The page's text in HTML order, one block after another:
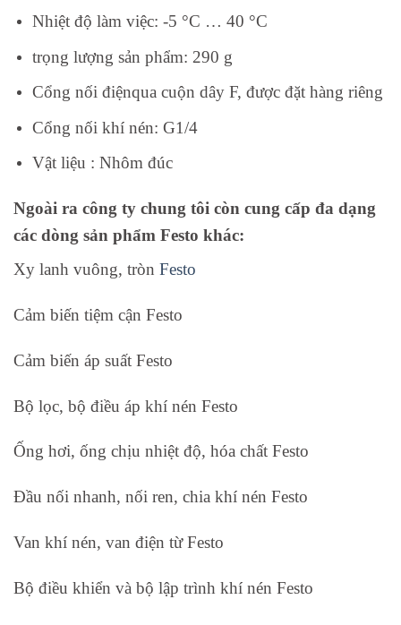
Nhiệt độ làm việc: -5 °C … 40 °C
trọng lượng sản phẩm: 290 g
Cổng nối điệnqua cuộn dây F, được đặt hàng riêng
Cổng nối khí nén: G1/4
Vật liệu : Nhôm đúc
Ngoài ra công ty chung tôi còn cung cấp đa dạng
các dòng sản phẩm Festo khác:
Xy lanh vuông, tròn Festo
Cảm biến tiệm cận Festo
Cảm biến áp suất Festo
Bộ lọc, bộ điều áp khí nén Festo
Ống hơi, ống chịu nhiệt độ, hóa chất Festo
Đầu nối nhanh, nối ren, chia khí nén Festo
Van khí nén, van điện từ Festo
Bộ điều khiển và bộ lập trình khí nén Festo